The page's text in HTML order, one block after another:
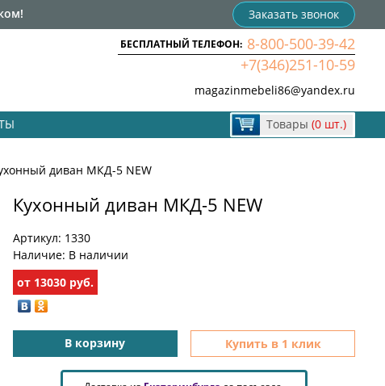
Заказать звонок
БЕСПЛАТНЫЙ ТЕЛЕФОН: 8-800-500-39-42
+7(346)251-10-59
magazinmebeli86@yandex.ru
Товары (0 шт.)
диван МКД-5 NEW
Кухонный диван МКД-5 NEW
Артикул: 1330
Наличие: В наличии
от 13030 руб.
В корзину Купить в 1 клик